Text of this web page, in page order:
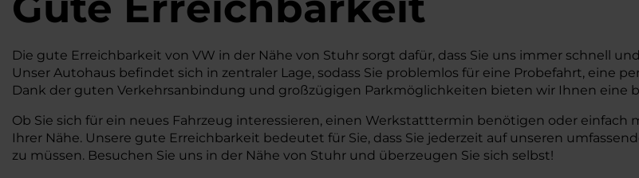
Die gute Erreichbarkeit von VW in der Nähe von Stuhr sorgt dafür, dass Sie uns immer schnell
Unser Autohaus befindet sich in zentraler Lage, sodass Sie problemlos für eine Probefahrt, eine
Dank der guten Verkehrsanbindung und großzügigen Parkmöglichkeiten bieten wir Ihnen eine
Ob Sie sich für ein neues Fahrzeug interessieren, einen Werkstatttermin benötigen oder
Ihrer Nähe. Unsere gute Erreichbarkeit bedeutet für Sie, dass Sie jederzeit auf unseren
zu müssen. Besuchen Sie uns in der Nähe von Stuhr und überzeugen Sie sich selbst!